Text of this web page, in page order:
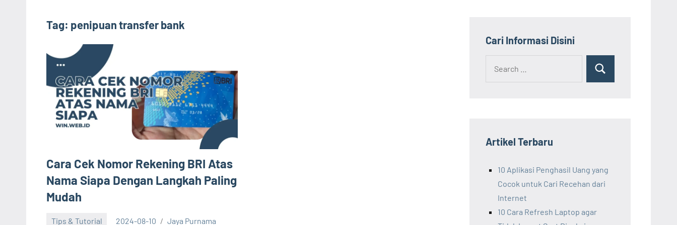
Tag: penipuan transfer bank
Cara Cek Nomor Rekening BRI Atas
Nama Siapa Dengan Langkah Paling
Mudah
Tips & Tutorial 2024-08-10 Jaya Purnama
Cari Informasi Disini
Search
Artikel Terbaru
10 Aplikasi Penghasil Uang yang
Cocok untuk Cari Recehan dari
Internet
10 Cara Refresh Laptop agar